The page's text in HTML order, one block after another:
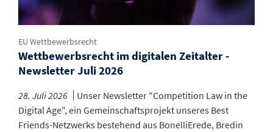
EU Wettbewerbsrecht
Wettbewerbsrecht im digitalen Zeitalter -
Newsletter Juli 2026
28. Juli 2026
Unser Newsletter "Competition Law in the
Digital Age", ein Gemeinschaftsprojekt unseres Best
Friends-Netzwerks bestehend aus BonelliErede, Bredin